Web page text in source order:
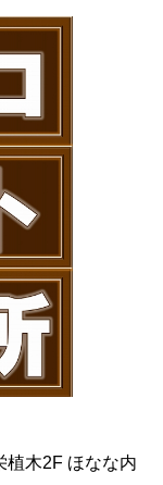
植木2F ほなな内